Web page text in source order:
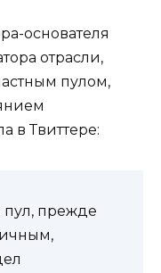
основателя
отрасли,
пулом,
в Твиттере:
пул, прежде